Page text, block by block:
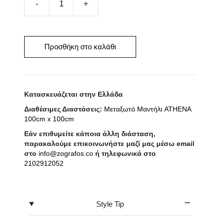
ATHENA
45cm
x
Προσθήκη στο καλάθι
Κατασκευάζεται στην Ελλάδα
Διαθέσιμες Διαστάσεις: Μεταξωτό Μαντήλι ATHENA
100cm x 100cm
Εάν επιθυμείτε κάποια άλλη διάσταση,
παρακαλούμε επικοινωνήστε μαζί μας μέσω email
στο info@zografos.co ή τηλεφωνικά στο
2102912052
Style Tip